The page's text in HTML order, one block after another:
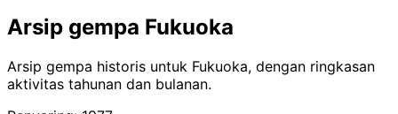
Arsip gempa Fukuoka
Arsip gempa historis untuk Fukuoka, dengan ringkasan
aktivitas tahunan dan bulanan.